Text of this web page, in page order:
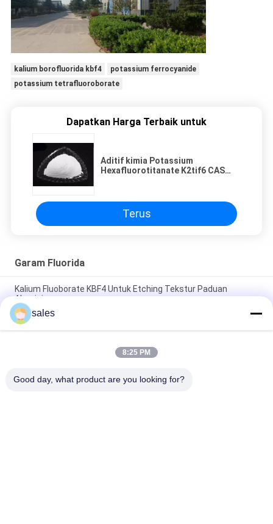
kalium borofluorida kbf4
potassium ferrocyanide
potassium tetrafluoroborate
Dapatkan Harga Terbaik untuk
Aditif kimia Potassium
Hexafluorotitanate K2tif6 CAS
Terus
Garam Fluorida
Kalium Fluoborate KBF4 Untuk Etching Tekstur Paduan
Aluminium
Bubuk Putih Kalium Fluoborate KBF4 Untuk Etching Tekstur
Paduan Aluminium
CAS 14075-53-7 Bubuk Putih Kalium Fluoborate KBF4 Dalam
sales
8:25 PM
Good day, what product are you looking for?